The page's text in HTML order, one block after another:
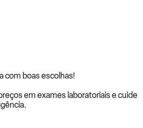
com boas escolhas!
em exames laboratoriais e cuide